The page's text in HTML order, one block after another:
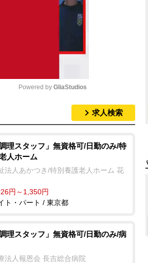
Powered by GliaStudios
求人検索
調理スタッフ」無資格可/日勤のみ/特
人ホーム
法人あかつき/特別養護老人ホーム 花
円～1,350円
ト・パート / 東京都
調理スタッフ」無資格可/日勤のみ/病
法人報恩会 長吉総合病院